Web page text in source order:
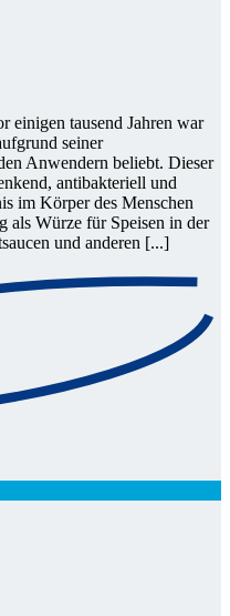
einigen tausend Jahren war
seiner
Anwendern beliebt. Dieser
antibakteriell und
im Körper des Menschen
als Würze für Speisen in der
und anderen [...]